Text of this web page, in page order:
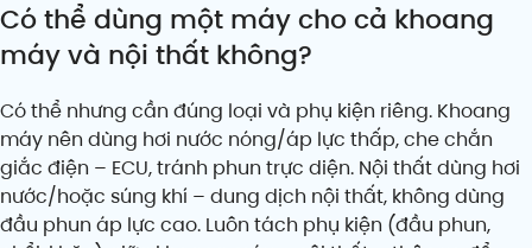
Có thể dùng một máy cho cả khoang
máy và nội thất không?
Có thể nhưng cần đúng loại và phụ kiện riêng. Khoang
máy nên dùng hơi nước nóng/áp lực thấp, che chắn
giắc điện – ECU, tránh phun trực diện. Nội thất dùng hơi
nước/hoặc súng khí – dung dịch nội thất, không dùng
đầu phun áp lực cao. Luôn tách phụ kiện (đầu phun,